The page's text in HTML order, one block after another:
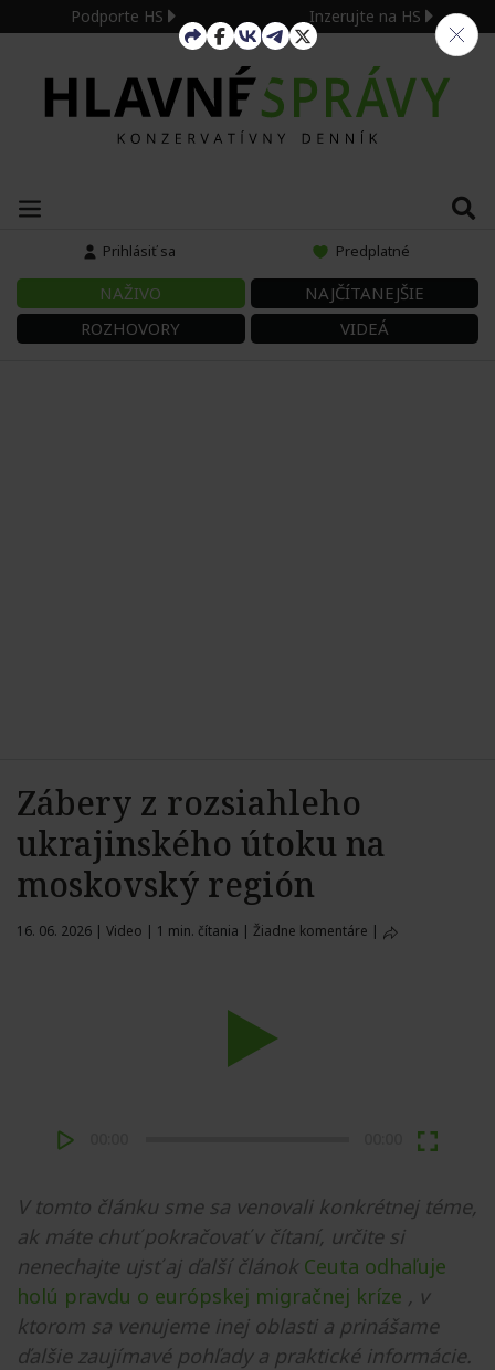
Podporte HS Inzerujte na HS
Prihlásiť sa Predplatné
NAŽIVO
NAJČÍTANEJŠIE
ROZHOVORY
VIDEÁ
Zábery z rozsiahleho
ukrajinského útoku na
moskovský región
16. 06. 2026 | Video | 1 min. čítania | Žiadne komentáre |
V tomto článku sme sa venovali konkrétnej téme,
ak máte chuť pokračovať v čítaní, určite si
nenechajte ujsť aj ďalší článok Ceuta odhaľuje
holú pravdu o európskej migračnej kríze , v
ktorom sa venujeme inej oblasti a prinášame
ďalšie zaujímavé pohľady a praktické informácie.